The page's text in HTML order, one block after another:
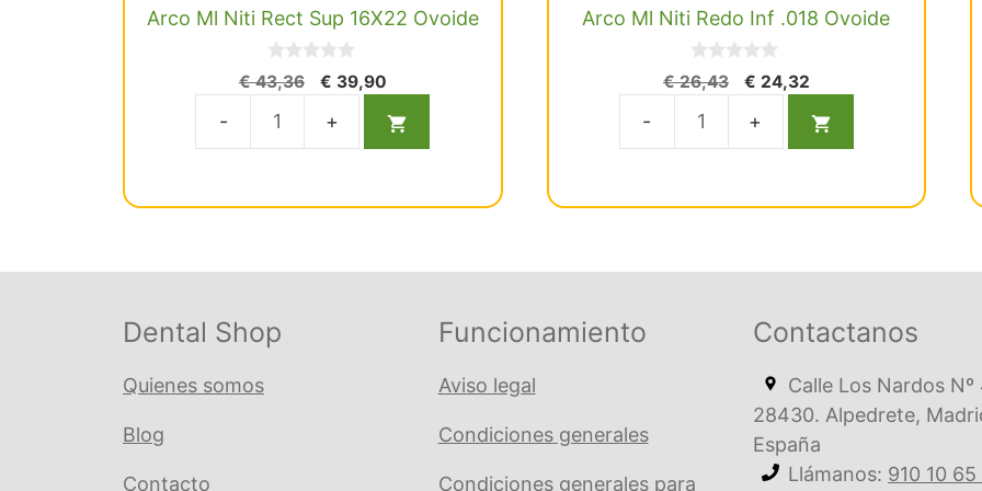
Arco Ml Niti Rect Sup 16X22 Ovoide
0
d
5
€43,36
El
original
era:
€ 39,90El
actual
es:
cantidad
Arco Ml Niti Redo Inf .018 Ovoide
0
d
5
€26,43
El
original
era:
€ 24,32El
actual
es:
cantidad
Dental Shop
Quienes somos
Blog
Contacto
Funcionamiento
Aviso legal
Condiciones generales
Condiciones generales para
Contactanos
Calle Los Nardos Nº
28430. Alpedrete,
España
Llámanos: 910 10 65